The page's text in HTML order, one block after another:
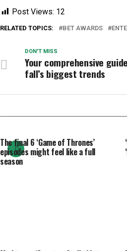
Post Views: 12
RELATED TOPICS: BET AWARDS
DON'T MISS
Your comprehensive
fall’s biggest trends
The final 6 ‘Game of Thrones’
episodes might feel like a full
season